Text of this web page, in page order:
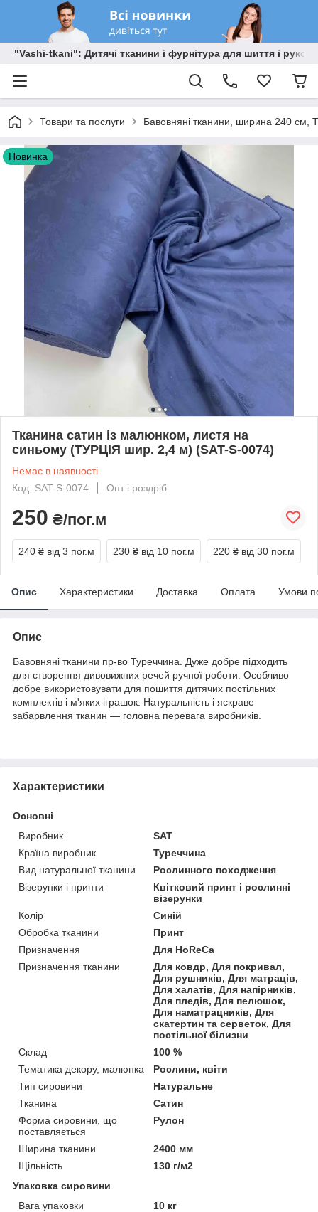
"Vashi-tkani": Дитячі тканини і фурнітура для шиття і
Товари та послуги Бавовняні тканини, ширина 240 см,
Новинка
Тканина сатин із малюнком, листя на
синьому (ТУРЦІЯ шир. 2,4 м) (SAT-S-0074)
Немає в наявності
Код: SAT-S-0074
Опт і роздріб
250 ₴/пог.м
240 ₴ від 3 пог.м 230 ₴ від 10 пог.м 220 ₴ від 30 пог.м
Опис Характеристики Доставка Оплата Умови
Опис
Бавовняні тканини пр-во Туреччина. Дуже добре підходить
для створення дивовижних речей ручної роботи. Особливо
добре використовувати для пошиття дитячих постільних
комплектів і м'яких іграшок. Натуральність і яскраве
забарвлення тканин — головна перевага виробників.
Характеристики
Основні
Виробник
SAT
Країна виробник
Туреччина
Вид натуральної тканини
Рослинного походження
Візерунки і принти
Квітковий принт і рослинні
візерунки
Колір
Синій
Обробка тканини
Принт
Призначення
Для HoReCa
Призначення тканини
Для ковдр, Для покривал,
Для рушників, Для матраців,
Для халатів, Для напірників,
Для пледів, Для пелюшок,
Для наматрацників, Для
скатертин та серветок, Для
постільної білизни
Склад
100 %
Тематика декору, малюнка
Рослини, квіти
Тип сировини
Натуральне
Тканина
Сатин
Форма сировини, що
поставляється
Рулон
Ширина тканини
2400 мм
Щільність
130 г/м2
Упаковка сировини
Вага упаковки
10 кг